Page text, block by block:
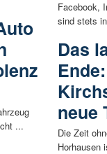
...
Facebook,
sind stets
Das
neue
Die Zeit
Horhausen